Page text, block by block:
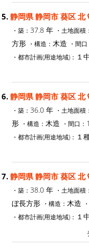
5. 静岡県 静岡市 葵区 北
・築： 37.8 年 ・土地面積：
方形 ・構造： 木造 ・間口
・都市計画(用途地域)： １
6. 静岡県 静岡市 葵区 北
・築： 36.0 年 ・土地面積：
形 ・構造： 木造 ・間口：
・都市計画(用途地域)： １
7. 静岡県 静岡市 葵区 北
・築： 38.0 年 ・土地面積：
ぼ長方形 ・構造： 木造
・都市計画(用途地域)： １